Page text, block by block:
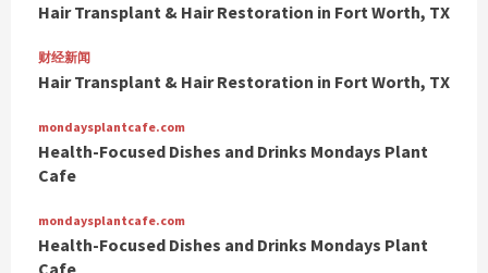
Hair Transplant & Hair Restoration in Fort Worth, TX
财经新闻
Hair Transplant & Hair Restoration in Fort Worth, TX
mondaysplantcafe.com
Health-Focused Dishes and Drinks Mondays Plant
Cafe
mondaysplantcafe.com
Health-Focused Dishes and Drinks Mondays Plant